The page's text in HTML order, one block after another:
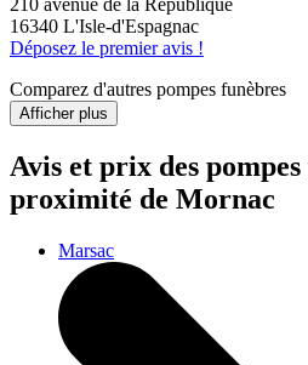
210 avenue de la République
16340 L'Isle-d'Espagnac
Déposez le premier avis !
Comparez d'autres pompes funèbres
Afficher plus
Avis et prix des
proximité de Mornac
Marsac